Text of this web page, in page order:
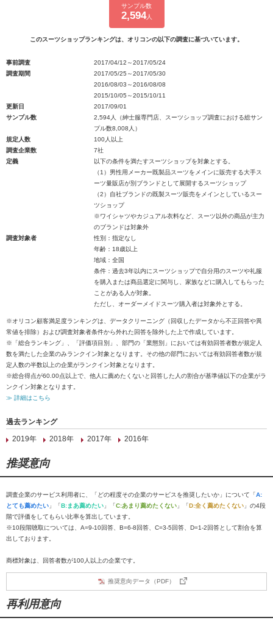
サンプル数
2,594人
このスーツショップランキングは、オリコンの以下の調査に基づいています。
事前調査
2017/04/12～2017/05/24
調査期間
2017/05/25～2017/05/30
2016/08/03～2016/08/08
2015/10/05～2015/10/11
更新日
2017/09/01
サンプル数
2,594人（紳士服専門店、スーツショップ調査における総サン
プル数8,008人）
規定人数
100人以上
調査企業数
7社
定義
以下の条件を満たすスーツショップを対象とする。
（1）男性用メーカー既製品スーツをメインに販売する大手ス
ーツ量販店が別ブランドとして展開するスーツショップ
（2）自社ブランドの既製スーツ販売をメインとしているスー
ツショップ
※ワイシャツやカジュアル衣料など、スーツ以外の商品が主力
のブランドは対象外
調査対象者
性別：指定なし
年齢：18歳以上
地域：全国
条件：過去3年以内にスーツショップで自分用のスーツや礼服
を購入または商品選定に関与し、家族などに購入してもらった
ことがある人が対象。
ただし、オーダーメイドスーツ購入者は対象外とする。
※オリコン顧客満足度ランキングは、データクリーニング（回収したデータから不正回答や異
常値を排除）および調査対象者条件から外れた回答を除外した上で作成しています。
※「総合ランキング」、「評価項目別」、部門の「業態別」においては有効回答者数が規定人
数を満たした企業のみランクイン対象となります。その他の部門においては有効回答者数が規
定人数の半数以上の企業がランクイン対象となります。
※総合得点が60.00点以上で、他人に薦めたくないと回答した人の割合が基準値以下の企業がラ
ンクイン対象となります。
≫ 詳細はこちら
過去ランキング
2019年
2018年 2017年 2016年
推奨意向
調査企業のサービス利用者に、「どの程度その企業のサービスを推奨したいか」について「A:
とても薦めたい 」「B:まあ薦めたい 」「C:あまり薦めたくない 」「D:全く薦めたくない 」の4段
階で評価をしてもらい比率を算出しています。
※10段階聴取については、A=9-10回答、B=6-8回答、C=3-5回答、D=1-2回答として割合を算
出しております。
商標対象は、回答者数が100人以上の企業です。
推奨意向データ（PDF）
再利用意向